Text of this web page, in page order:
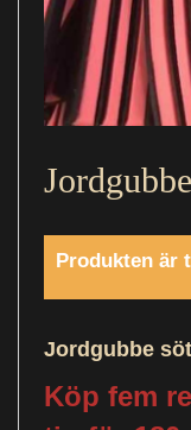
Produkten är
Jordgubbe
Köp fem